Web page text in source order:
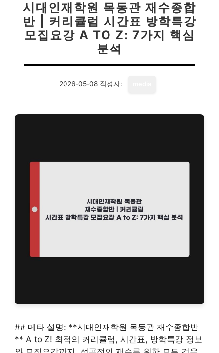
시대인재학원 목동관 재수종합
반 | 커리큘럼 시간표 방학특강
모집요강 A TO Z: 7가지 핵심
분석
2026-05-08 작성자:
## 메타 설명: **시대인재학원 목동관 재수종합반
** A to Z! 최적의 커리큘럼, 시간표, 방학특강 정보